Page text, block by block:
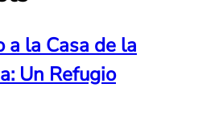
a la Casa de la
Un Refugio